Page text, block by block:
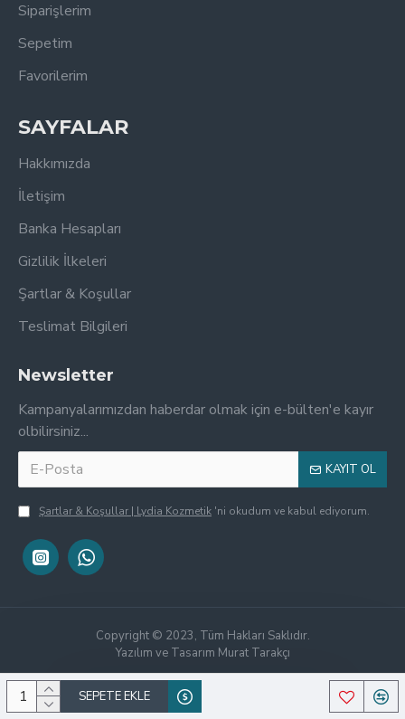
SEPETE EKLE
Siparişlerim
Sepetim
Favorilerim
SAYFALAR
Hakkımızda
İletişim
Banka Hesapları
Gizlilik İlkeleri
Şartlar & Koşullar
Teslimat Bilgileri
Newsletter
Kampanyalarımızdan haberdar olmak için e-bülten'e kayır
olbilirsiniz...
KAYIT OL
Şartlar & Koşullar | Lydia Kozmetik 'ni okudum ve kabul ediyorum.
Copyright © 2023, Tüm Hakları Saklıdır.
Yazılım ve Tasarım Murat Tarakçı